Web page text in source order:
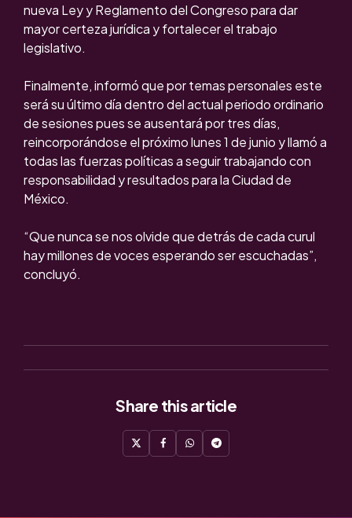
nueva Ley y Reglamento del Congreso para dar
mayor certeza jurídica y fortalecer el trabajo
legislativo.
Finalmente, informó que por temas personales este
será su último día dentro del actual periodo ordinario
de sesiones pues se ausentará por tres días,
reincorporándose el próximo lunes 1 de junio y llamó a
todas las fuerzas políticas a seguir trabajando con
responsabilidad y resultados para la Ciudad de
México.
“Que nunca se nos olvide que detrás de cada curul
hay millones de voces esperando ser escuchadas”,
concluyó.
Share this article